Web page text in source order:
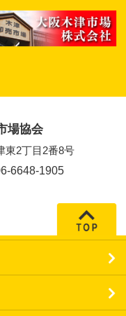
場協会
東2丁目2番8号
6648-1905